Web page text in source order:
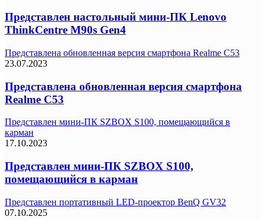
Представлен настольный мини-ПК Lenovo
ThinkCentre M90s Gen4
Представлена обновленная версия смартфона Realme C53
23.07.2023
Представлена обновленная версия смартфона
Realme C53
Представлен мини-ПК SZBOX S100, помещающийся в
карман
17.10.2023
Представлен мини-ПК SZBOX S100,
помещающийся в карман
Представлен портативный LED-проектор BenQ GV32
07.10.2025